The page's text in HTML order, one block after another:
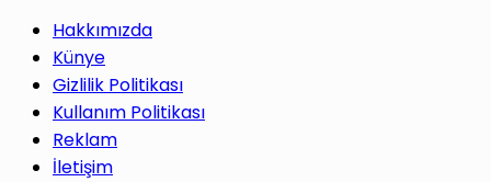
Hakkımızda
Künye
Gizlilik Politikası
Kullanım Politikası
Reklam
İletişim